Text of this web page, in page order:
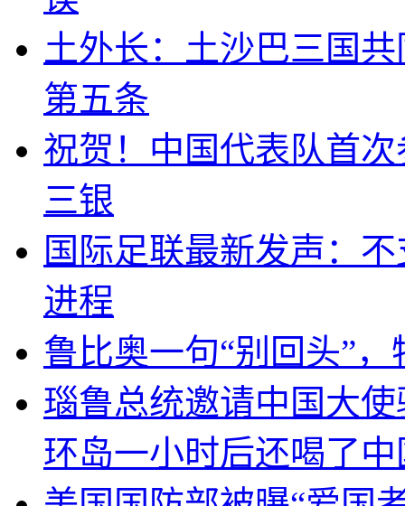
土外长：土沙巴三国
第五条
祝贺！中国代表队首
三银
国际足联最新发声：
进程
鲁比奥一句“别回头”
瑙鲁总统邀请中国大
环岛一小时后还喝了